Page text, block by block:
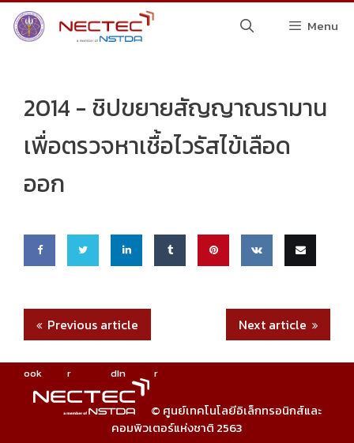
Skip
Menu
2014 - ชิปขยายสัญญาณรามาน
เพื่อตรวจหาเชื้อไวรัสไข้เลือด
ออก
on
Faceb
ook
on
Twitte
r
on
Linke
dIn r
on VK this
Next article
Previous article
© ศูนย์เทคโนโลยีอิเล็กทรอนิกส์และ
คอมพิวเตอร์แห่งชาติ 2563